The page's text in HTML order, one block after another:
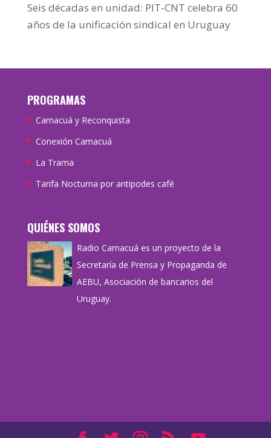
Seis décadas en unidad: PIT-CNT celebra 60
años de la unificación sindical en Uruguay
PROGRAMAS
Camacuá y Reconquista
Conexión Camacuá
La Trama
Tarifa Nocturna por antipodes café
QUIÉNES SOMOS
Radio Camacuá es un proyecto de la
Secretaría de Prensa y Propaganda de
AEBU, Asociación de bancarios del
Uruguay.